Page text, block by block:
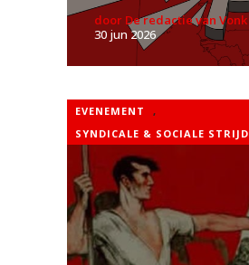
door De redactie van Vonk
30 jun 2026
EVENEMENT
,
SYNDICALE & SOCIALE STRIJD